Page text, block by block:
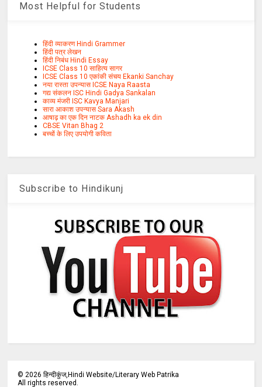
Most Helpful for Students
हिंदी व्याकरण Hindi Grammer
हिंदी पत्र लेखन
हिंदी निबंध Hindi Essay
ICSE Class 10 साहित्य सागर
ICSE Class 10 एकांकी संचय Ekanki Sanchay
नया रास्ता उपन्यास ICSE Naya Raasta
गद्य संकलन ISC Hindi Gadya Sankalan
काव्य मंजरी ISC Kavya Manjari
सारा आकाश उपन्यास Sara Akash
आषाढ़ का एक दिन नाटक Ashadh ka ek din
CBSE Vitan Bhag 2
बच्चों के लिए उपयोगी कविता
Subscribe to Hindikunj
©2026 हिन्दीकुंज,Hindi Website/Literary Web Patrika
All rights reserved.